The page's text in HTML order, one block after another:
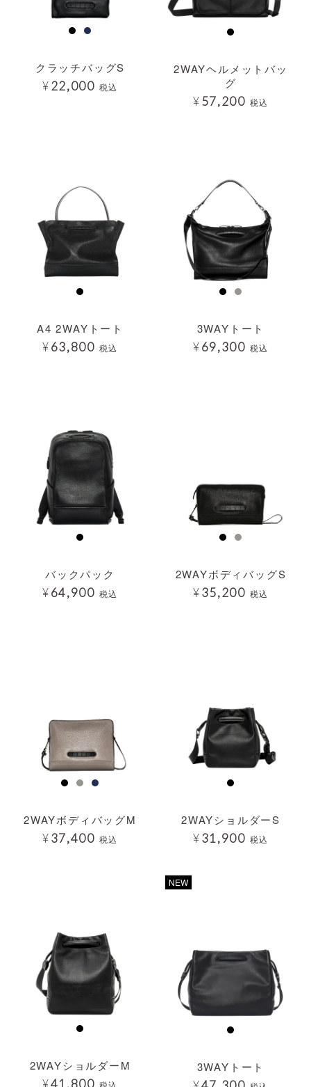
クラッチバッグS
¥22,000 税込
2WAYヘルメットバッ
グ
¥57,200 税込
A4 2WAYトート
¥63,800 税込
3WAYトート
¥69,300 税込
バックパック
¥64,900 税込
2WAYボディバッグS
¥35,200 税込
2WAYボディバッグM
¥37,400 税込
2WAYショルダーS
¥31,900 税込
2WAYショルダーM
¥41,800 税込
NEW
3WAYトート